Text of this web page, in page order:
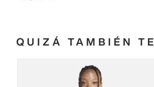
QUIZÁ TAMBIÉN